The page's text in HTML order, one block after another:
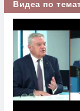
Видеа по